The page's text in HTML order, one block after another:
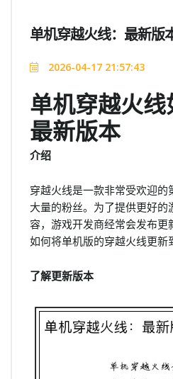
单机穿越火线：最新版
2026-04-17 21:57:43
单机穿越火
最新版本
介绍
穿越火线是一款非常受欢迎
大量的粉丝。为了提供更好的
容，游戏开发商经常会发布更
如何将单机版的穿越火线更新
了解更新版本